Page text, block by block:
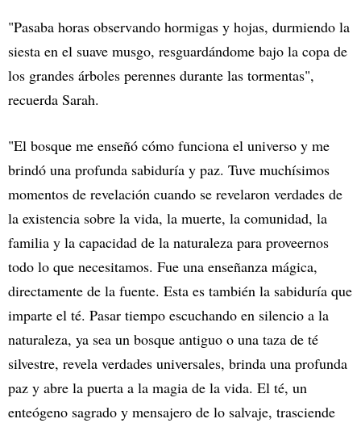
"Pasaba horas observando hormigas y hojas, durmiendo la
siesta en el suave musgo, resguardándome bajo la copa de
los grandes árboles perennes durante las tormentas",
recuerda Sarah.
"El bosque me enseñó cómo funciona el universo y me
brindó una profunda sabiduría y paz. Tuve muchísimos
momentos de revelación cuando se revelaron verdades de
la existencia sobre la vida, la muerte, la comunidad, la
familia y la capacidad de la naturaleza para proveernos
todo lo que necesitamos. Fue una enseñanza mágica,
directamente de la fuente. Esta es también la sabiduría que
imparte el té. Pasar tiempo escuchando en silencio a la
naturaleza, ya sea un bosque antiguo o una taza de té
silvestre, revela verdades universales, brinda una profunda
paz y abre la puerta a la magia de la vida. El té, un
enteógeno sagrado y mensajero de lo salvaje, trasciende